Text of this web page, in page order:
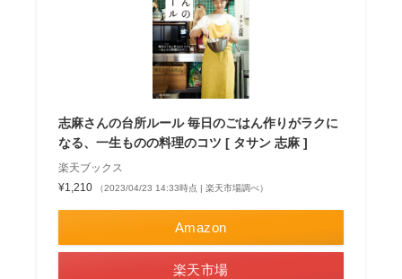
志麻さんの台所ルール 毎日のごはん作りがラクに
なる、一生ものの料理のコツ [ タサン 志麻 ]
楽天ブックス
¥1,210
（2023/04/23 14:33時点 | 楽天市場調べ）
Amazon
楽天市場